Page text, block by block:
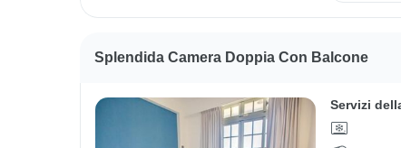
Splendida Camera Doppia Con Balcone
Servizi